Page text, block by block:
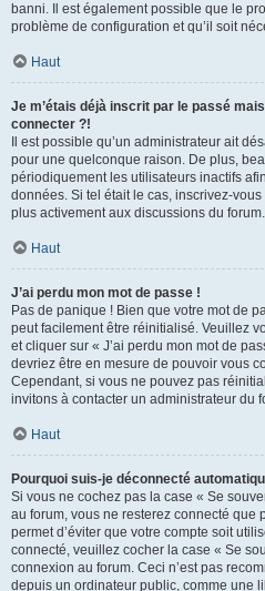
banni. Il est également possible que le
problème de configuration et qu’il soit
Haut
Je m’étais déjà inscrit par le passé
connecter ?!
Il est possible qu’un administrateur ait
pour une quelconque raison. De plus,
périodiquement les utilisateurs inactifs
données. Si tel était le cas, inscrivez-
plus activement aux discussions du forum.
Haut
J’ai perdu mon mot de passe !
Pas de panique ! Bien que votre mot de
peut facilement être réinitialisé. Veuillez
et cliquer sur « J’ai perdu mon mot de
devriez être en mesure de pouvoir vous
Cependant, si vous ne pouvez pas
invitons à contacter un administrateur du
Haut
Pourquoi suis-je déconnecté
Si vous ne cochez pas la case « Se
au forum, vous ne resterez connecté
permet d’éviter que votre compte soit
connecté, veuillez cocher la case « Se
connexion au forum. Ceci n’est pas
depuis un ordinateur public, comme une